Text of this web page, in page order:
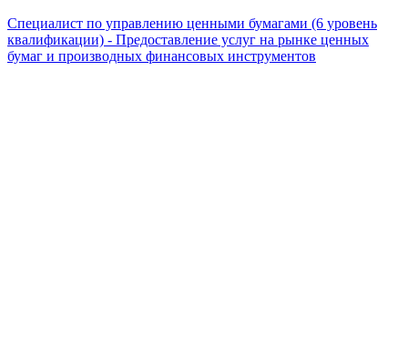
Специалист по управлению ценными бумагами (6 уровень
квалификации) - Предоставление услуг на рынке ценных
бумаг и производных финансовых инструментов